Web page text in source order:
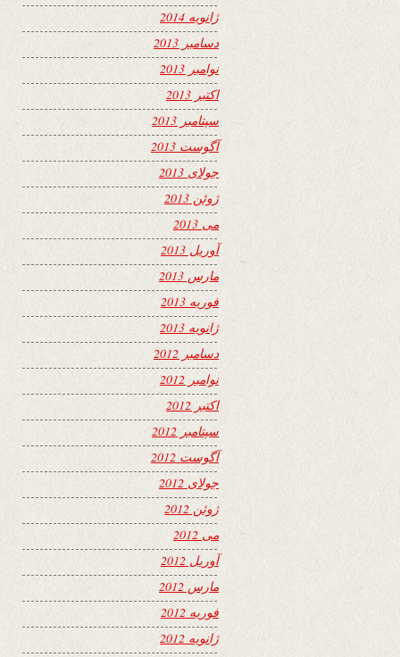
ژانویه 2014
دسامبر 2013
نوامبر 2013
اکتبر 2013
سپتامبر 2013
آگوست 2013
جولای 2013
ژوئن 2013
می 2013
آوریل 2013
مارس 2013
فوریه 2013
ژانویه 2013
دسامبر 2012
نوامبر 2012
اکتبر 2012
سپتامبر 2012
آگوست 2012
جولای 2012
ژوئن 2012
می 2012
آوریل 2012
مارس 2012
فوریه 2012
ژانویه 2012